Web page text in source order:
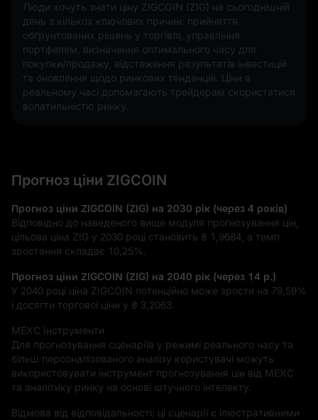
Люди хочуть знати ціну ZIGCOIN (ZIG) на сьогоднішній
день з кількох ключових причин: прийняття
обґрунтованих рішень у торгівлі, управління
портфелем, визначення оптимального часу для
покупки/продажу, відстеження результатів інвестицій
та оновлення щодо ринкових тенденцій. Ціни в
реальному часі допомагають трейдерам скористатися
волатильністю ринку.
Прогноз ціни ZIGCOIN
Прогноз ціни ZIGCOIN (ZIG) на 2030 рік (через 4 років)
Відповідно до наведеного вище модуля прогнозування цін,
цільова ціна ZIG у 2030 році становить ₴ 1,9684 , а темп
зростання складає 10,25%
Прогноз ціни ZIGCOIN (ZIG) на 2040 рік (через 14 р.)
У 2040 році ціна ZIGCOIN потенційно може зрости на 79,59%
і досягти торгової ціни у ₴ 3,2063
MEXC Інструменти
Для прогнозування сценаріїв у режимі реального часу та
більш персоналізованого аналізу користувачі можуть
використовувати інструмент прогнозування цін від MEXC
та аналітику ринку на основі штучного інтелекту.
Відмова від відповідальності: ці сценарії є ілюстративними